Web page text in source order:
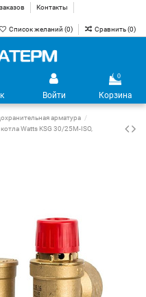
Контакты
Список желаний (0) Сравнить (0)
Войти
0
Корзина
арматура
Watts KSG 30/25M-ISO,